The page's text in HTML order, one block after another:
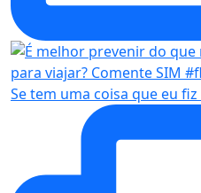
Se tem uma coisa que eu fiz